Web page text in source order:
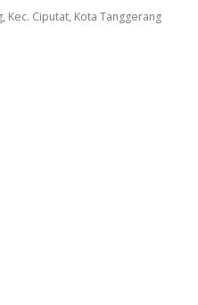
Kec. Ciputat, Kota Tanggerang